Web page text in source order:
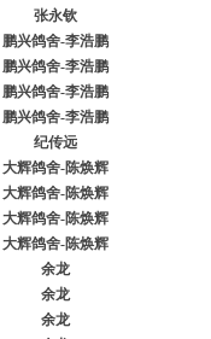
张永钦
鹏兴鸽舍-李浩鹏
鹏兴鸽舍-李浩鹏
鹏兴鸽舍-李浩鹏
鹏兴鸽舍-李浩鹏
纪传远
大辉鸽舍-陈焕辉
大辉鸽舍-陈焕辉
大辉鸽舍-陈焕辉
大辉鸽舍-陈焕辉
余龙
余龙
余龙